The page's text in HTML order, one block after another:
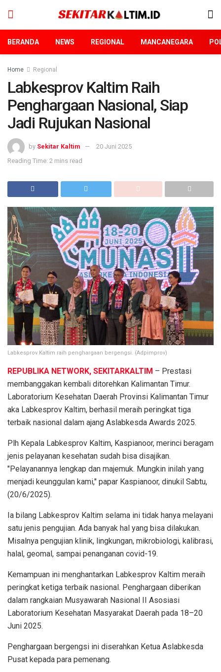
BERANDA NEWS REGIONAL MANCANEGARA
Home Regional
Labkesprov Kaltim Raih
Penghargaan Nasional, Siap
Jadi Rujukan Nasional
by Sekitar Kaltim
20 Juni 2025
Reading Time: 2 mins read
Labkesprov Kaltim raih penghargaan bergengsi. (Adpimprov)
REPUBLIKA NETWORK, SEKITARKALTIM – Prestasi
membanggakan kembali ditorehkan Kalimantan Timur.
Laboratorium Kesehatan Daerah Provinsi Kalimantan Timur
aka Labkesprov Kaltim, berhasil meraih peringkat tiga
terbaik nasional dalam ajang Aslabkesda Awards 2025.
Plh Kepala Labkesprov Kaltim, Kaspianoor, merinci beragam
jenis pelayanan kesehatan sudah bisa disajikan.
"Pelayanannya lengkap dan majemuk. Mungkin inilah yang
menjadi keunggulan kami," papar Kaspianoor, dinukil Sabtu,
(20/6/2025).
Ia bilang Labkesprov Kaltim selama ini tidak hanya melayani
satu jenis pengujian. Ada banyak hal yang bisa dilakukan.
Misalnya pengujian klinik, lingkungan, mikrobiologi, kalibrasi,
halal, geomal, sampai penanganan covid-19.
Kemampuan ini menghantarkan Labkesprov Kaltim meraih
peringkat ketiga terbaik nasional. Penghargaan diberikan
dalam rangkaian Musyawarah Nasional II Asosiasi
Laboratorium Kesehatan Masyarakat Daerah pada 18–20
Juni 2025.
Penghargaan bergengsi ini diserahkan Ketua Aslabkesda
Pusat kepada para pemenang.